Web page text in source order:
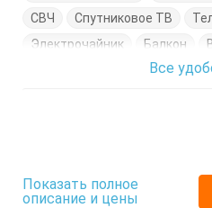
СВЧ
Спутниковое ТВ
Электрочайник
Балкон
Журнальный столикВсе
Показать полное
описание и цены